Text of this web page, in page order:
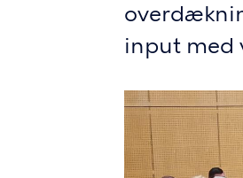
input med
Billede